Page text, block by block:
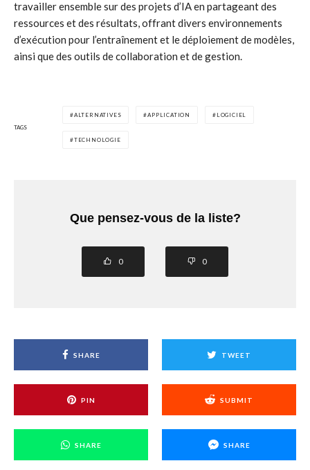
travailler ensemble sur des projets d’IA en partageant des
ressources et des résultats, offrant divers environnements
d’exécution pour l’entraînement et le déploiement de modèles,
ainsi que des outils de collaboration et de gestion.
TAGS
ALTERNATIVES APPLICATION LOGICIEL
TECHNOLOGIE
Que pensez-vous de la liste?
0 0
SHARE TWEET
PIN SUBMIT
SHARE SHARE